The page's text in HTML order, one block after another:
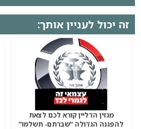
זה יכול לעניין אותך:
מגזין הדליין קורא לכם לצאת
להפגנה הגדולה “שברתם- תשלמו”